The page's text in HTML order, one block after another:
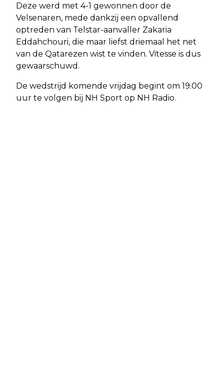
Deze werd met 4-1 gewonnen door de
Velsenaren, mede dankzij een opvallend
optreden van Telstar-aanvaller Zakaria
Eddahchouri, die maar liefst driemaal het net
van de Qatarezen wist te vinden. Vitesse is dus
gewaarschuwd.
De wedstrijd komende vrijdag begint om 19.00
uur te volgen bij NH Sport op NH Radio.